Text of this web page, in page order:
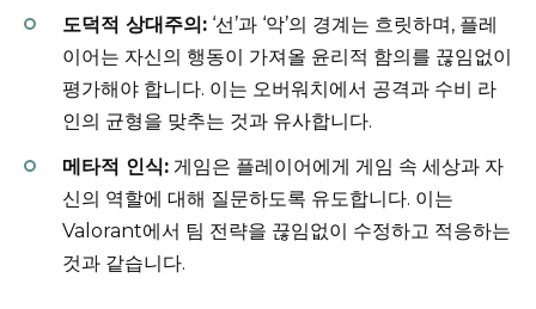
도덕적 상대주의: ‘선’과 ‘악’의 경계는 흐릿하며, 플레
이어는 자신의 행동이 가져올 윤리적 함의를 끊임없이
평가해야 합니다. 이는 오버워치에서 공격과 수비 라
인의 균형을 맞추는 것과 유사합니다.
메타적 인식: 게임은 플레이어에게 게임 속 세상과 자
신의 역할에 대해 질문하도록 유도합니다. 이는
Valorant에서 팀 전략을 끊임없이 수정하고 적응하는
것과 같습니다.